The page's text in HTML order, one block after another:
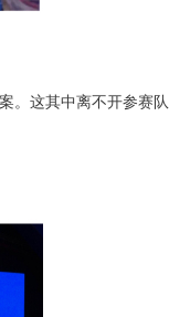
这其中离不开参赛